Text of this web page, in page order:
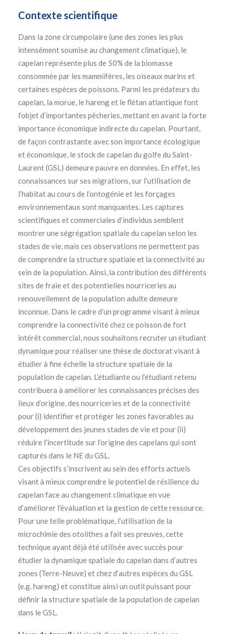
Contexte scientifique
Dans la zone circumpolaire (une des zones les plus
intensément soumise au changement climatique), le
capelan représente plus de 50% de la biomasse
consommée par les mammifères, les oiseaux marins et
certaines espèces de poissons. Parmi les prédateurs du
capelan, la morue, le hareng et le flétan atlantique font
l’objet d’importantes pêcheries, mettant en avant la forte
importance économique indirecte du capelan. Pourtant,
de façon contrastante avec son importance écologique
et économique, le stock de capelan du golfe du Saint-
Laurent (GSL) demeure pauvre en données. En effet, les
connaissances sur ses migrations, sur l’utilisation de
l’habitat au cours de l’ontogénie et les forçages
environnementaux sont manquantes. Les captures
scientifiques et commerciales d’individus semblent
montrer une ségrégation spatiale du capelan selon les
stades de vie, mais ces observations ne permettent pas
de comprendre la structure spatiale et la connectivité au
sein de la population. Ainsi, la contribution des différents
sites de fraie et des potentielles nourriceries au
renouvellement de la population adulte demeure
inconnue. Dans le cadre d’un programme visant à mieux
comprendre la connectivité chez ce poisson de fort
intérêt commercial, nous souhaitons recruter un étudiant
dynamique pour réaliser une thèse de doctorat visant à
étudier à fine échelle la structure spatiale de la
population de capelan. L’étudiante ou l’étudiant retenu
contribuera à améliorer les connaissances précises des
lieux d’origine, des nourriceries et de la connectivité
pour (i) identifier et protéger les zones favorables au
développement des jeunes stades de vie et pour (ii)
réduire l’incertitude sur l’origine des capelans qui sont
capturés dans le NE du GSL.
Ces objectifs s’inscrivent au sein des efforts actuels
visant à mieux comprendre le potentiel de résilience du
capelan face au changement climatique en vue
d’améliorer l’évaluation et la gestion de cette ressource.
Pour une telle problématique, l’utilisation de la
microchimie des otolithes a fait ses preuves, cette
technique ayant déjà été utilisée avec succès pour
étudier la dynamique spatiale du capelan dans d’autres
zones (Terre-Neuve) et chez d’autres espèces du GSL
(e.g. hareng) et constitue ainsi un outil puissant pour
définir la structure spatiale de la population de capelan
dans le GSL.